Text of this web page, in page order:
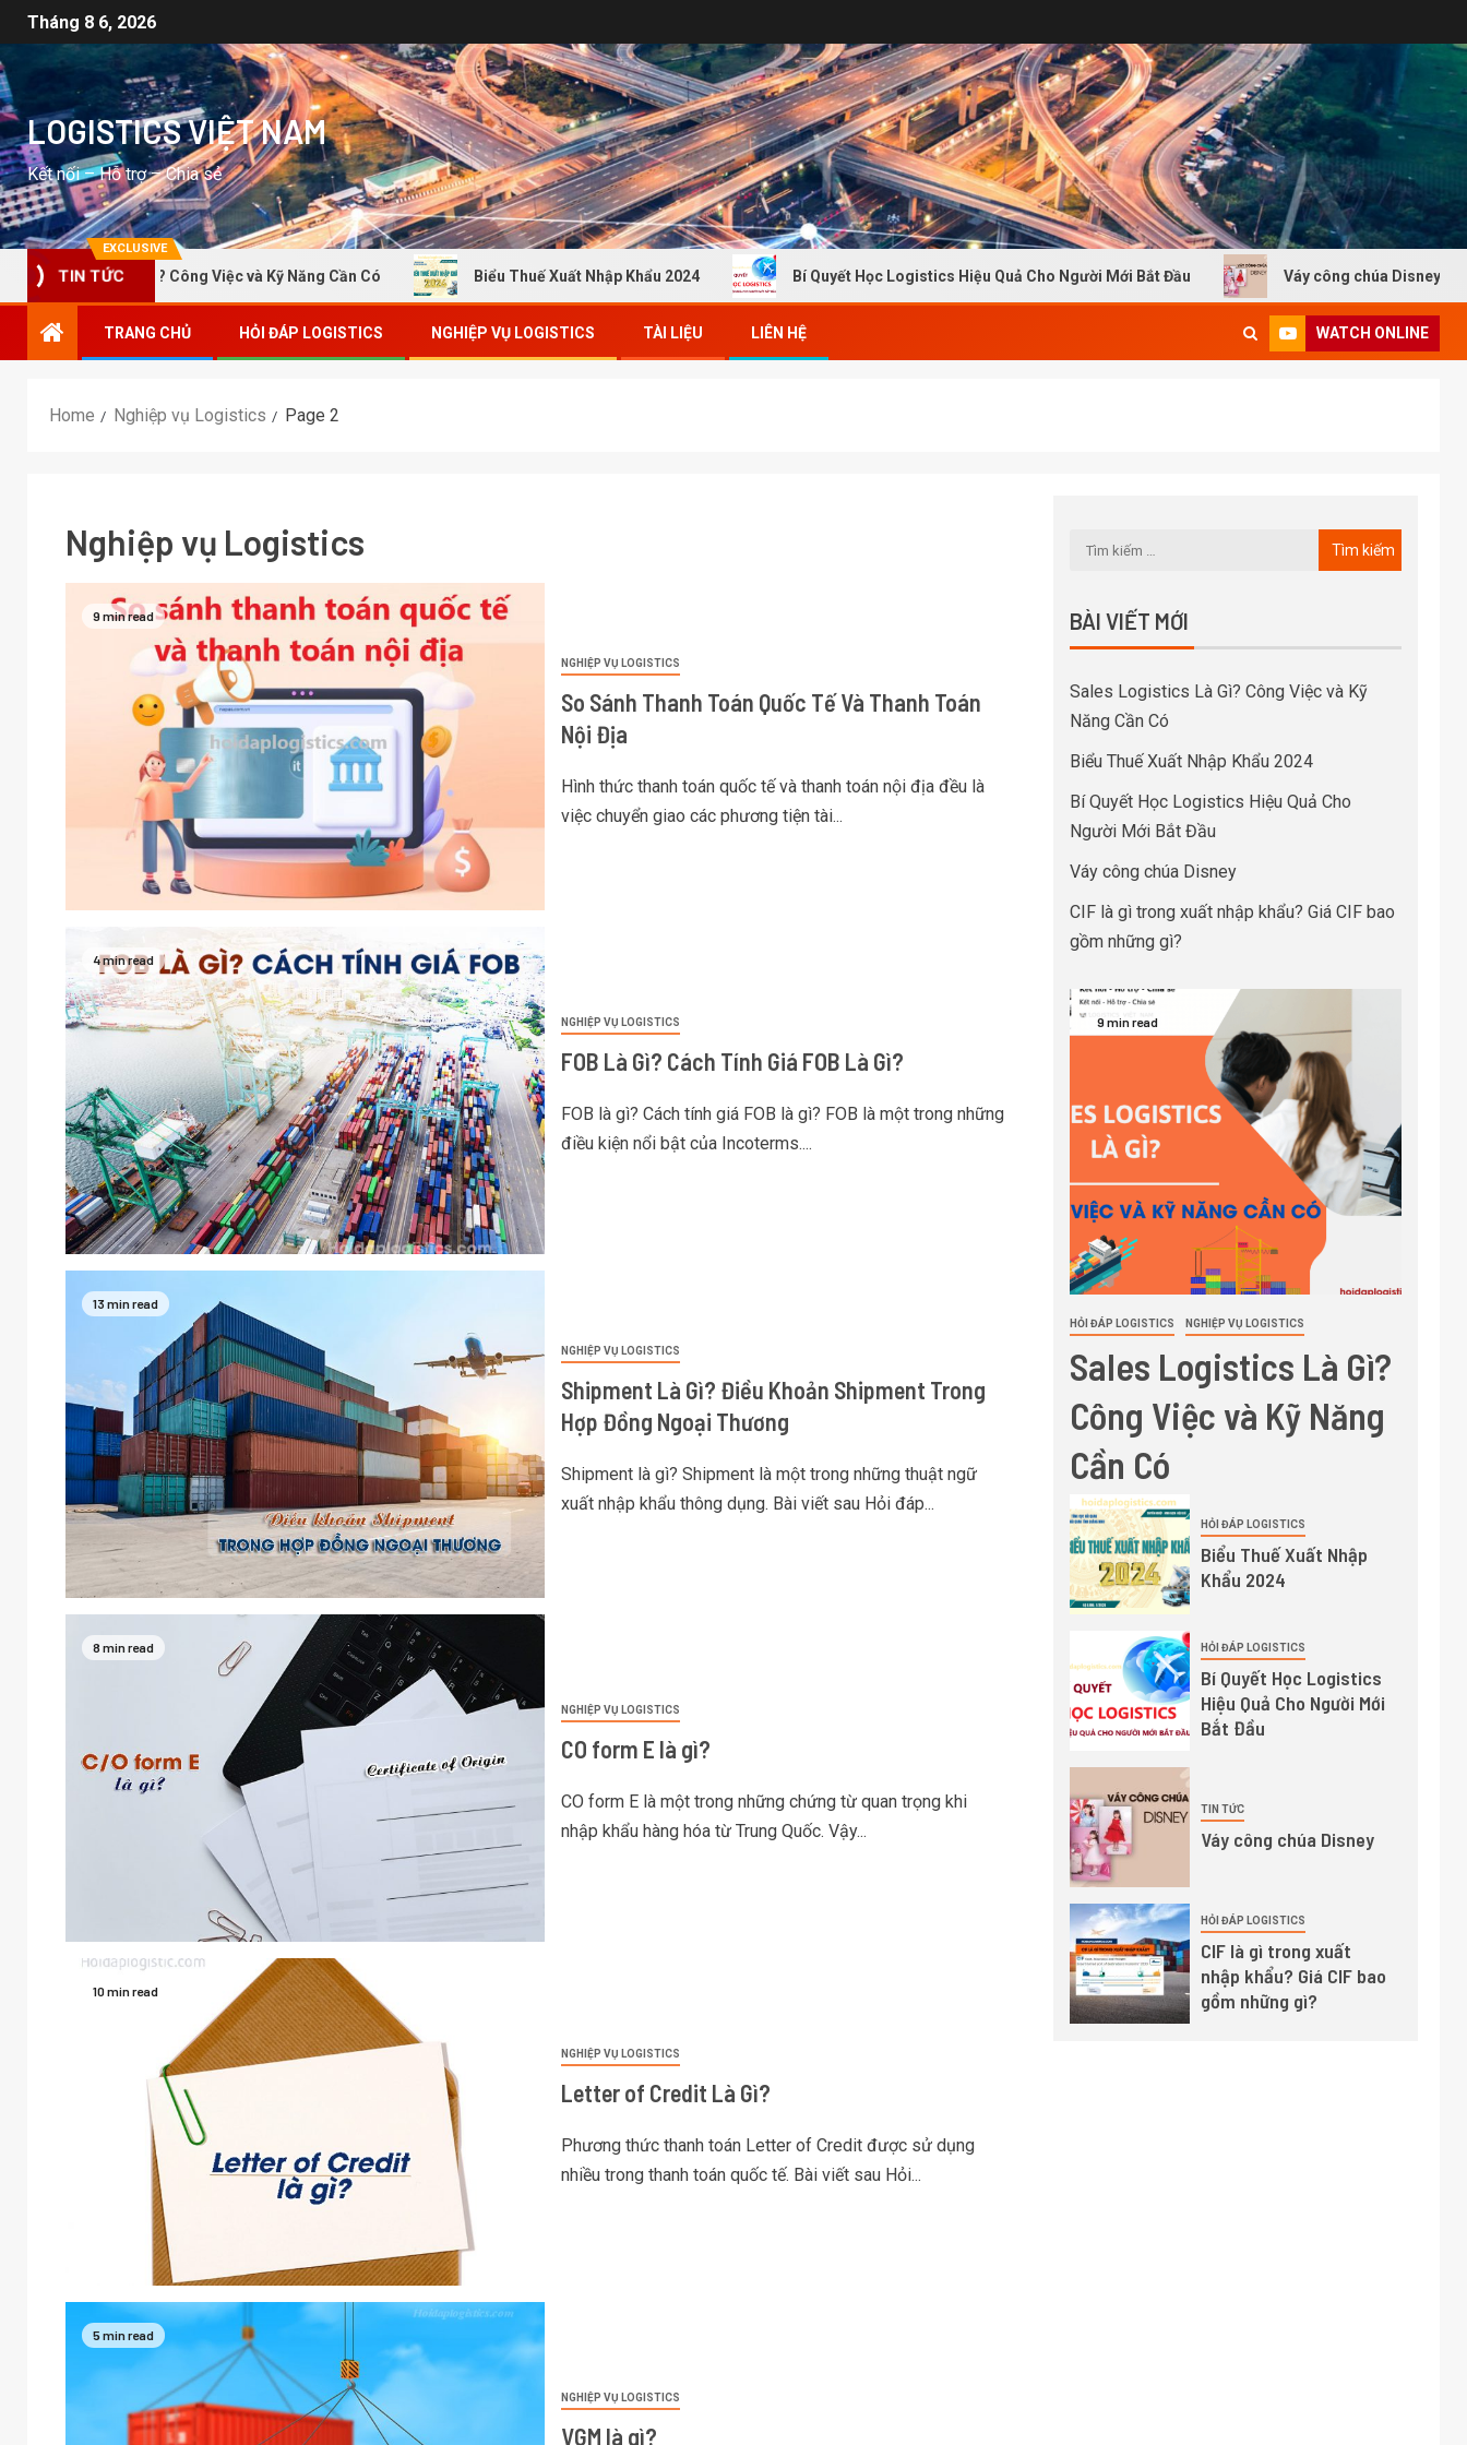
Tháng 8 6, 2026
LOGISTICS VIỆT NAM
Kết nối – Hỗ trợ – Chia sẻ
EXCLUSIVE
TIN TỨC
Là Gì? Công Việc và Kỹ Năng Cần Có Biểu Thuế Xuất Nhập Khẩu 2024 Bí Quyết Học Logistics Hiệu Quả Cho Người Mới Bắt Đầu Váy công chúa Disney
TRANG CHỦ HỎI ĐÁP LOGISTICS NGHIỆP VỤ LOGISTICS TÀI LIỆU LIÊN HỆ WATCH ONLINE
Home Nghiệp vụ Logistics Page 2
Nghiệp vụ Logistics
9 min read
NGHIỆP VỤ LOGISTICS
So Sánh Thanh Toán Quốc Tế Và Thanh Toán
Nội Địa
Hình thức thanh toán quốc tế và thanh toán nội địa đều là
việc chuyển giao các phương tiện tài...
4 min read
NGHIỆP VỤ LOGISTICS
FOB Là Gì? Cách Tính Giá FOB Là Gì?
FOB là gì? Cách tính giá FOB là gì? FOB là một trong những
điều kiện nổi bật của Incoterms....
13 min read
NGHIỆP VỤ LOGISTICS
Shipment Là Gì? Điều Khoản Shipment Trong
Hợp Đồng Ngoại Thương
Shipment là gì? Shipment là một trong những thuật ngữ
xuất nhập khẩu thông dụng. Bài viết sau Hỏi đáp...
8 min read
NGHIỆP VỤ LOGISTICS
CO form E là gì?
CO form E là một trong những chứng từ quan trọng khi
nhập khẩu hàng hóa từ Trung Quốc. Vậy...
10 min read
NGHIỆP VỤ LOGISTICS
Letter of Credit Là Gì?
Phương thức thanh toán Letter of Credit được sử dụng
nhiều trong thanh toán quốc tế. Bài viết sau Hỏi...
5 min read
NGHIỆP VỤ LOGISTICS
VGM là gì?
BÀI VIẾT MỚI
Sales Logistics Là Gì? Công Việc và Kỹ
Năng Cần Có
Biểu Thuế Xuất Nhập Khẩu 2024
Bí Quyết Học Logistics Hiệu Quả Cho
Người Mới Bắt Đầu
Váy công chúa Disney
CIF là gì trong xuất nhập khẩu? Giá CIF bao
gồm những gì?
9 min read
HỎI ĐÁP LOGISTICS NGHIỆP VỤ LOGISTICS
Sales Logistics Là Gì?
Công Việc và Kỹ Năng
Cần Có
HỎI ĐÁP LOGISTICS
Biểu Thuế Xuất Nhập
Khẩu 2024
HỎI ĐÁP LOGISTICS
Bí Quyết Học Logistics
Hiệu Quả Cho Người Mới
Bắt Đầu
TIN TỨC
Váy công chúa Disney
HỎI ĐÁP LOGISTICS
CIF là gì trong xuất
nhập khẩu? Giá CIF bao
gồm những gì?